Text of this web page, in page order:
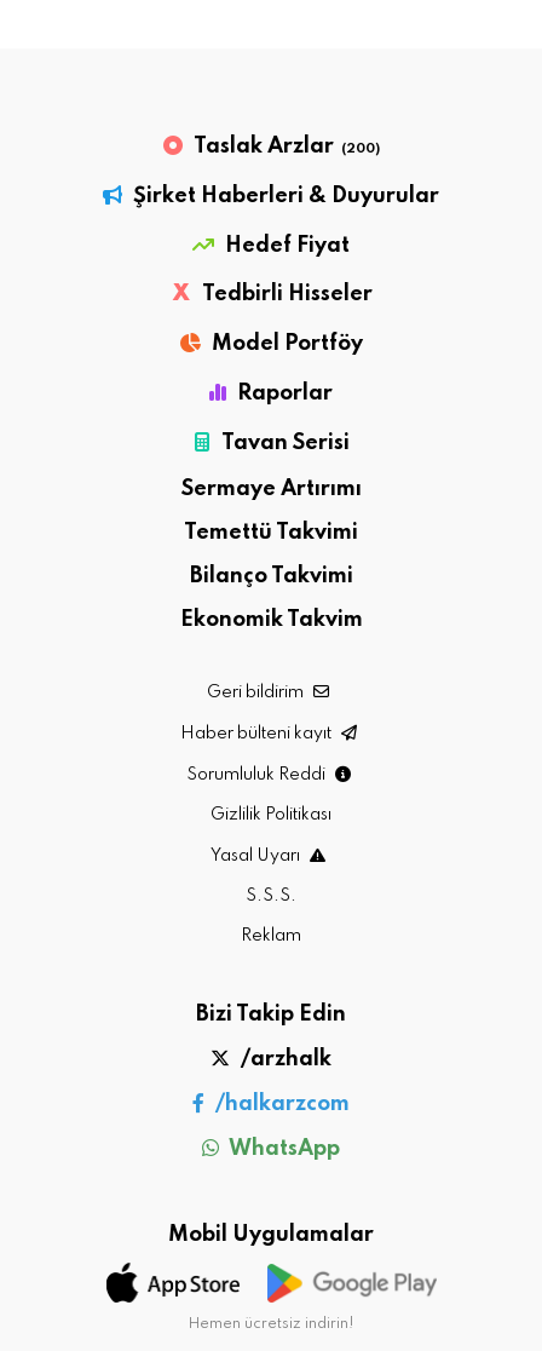
Taslak Arzlar (200)
Şirket Haberleri & Duyurular
Hedef Fiyat
X Tedbirli Hisseler
Model Portföy
Raporlar
Tavan Serisi
Sermaye Artırımı
Temettü Takvimi
Bilanço Takvimi
Ekonomik Takvim
Geri bildirim
Haber bülteni kayıt
Sorumluluk Reddi
Gizlilik Politikası
Yasal Uyarı
S.S.S.
Reklam
Bizi Takip Edin
/arzhalk
/halkarzcom
WhatsApp
Mobil Uygulamalar
Hemen ücretsiz indirin!